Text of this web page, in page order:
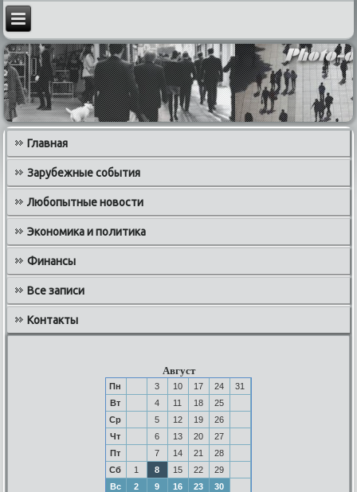
Главная
Зарубежные события
Любопытные новости
Экономика и политика
Финансы
Все записи
Контакты
Август
Пн 3 10 17 24
31
Вт
4 11 18
25
Ср
5 12 19
26
Чт
6 13 20
27
Пт
7 14 21
28
Сб
1 8 15 22
29
Вс
2 9 16 23 30